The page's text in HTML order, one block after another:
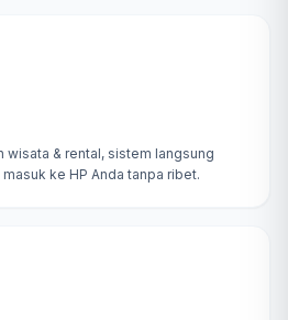
wisata & rental, sistem langsung
ke HP Anda tanpa ribet.